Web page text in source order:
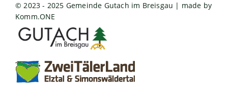
© 2023 - 2025 Gemeinde Gutach im Breisgau | made by
Komm.ONE